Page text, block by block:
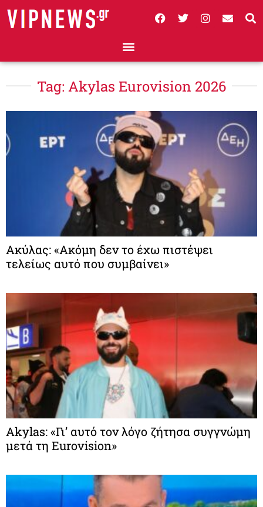
Tag: Akylas Eurovision 2026
Ακύλας: «Ακόμη δεν το έχω πιστέψει
τελείως αυτό που συμβαίνει»
Akylas: «Γι’ αυτό τον λόγο ζήτησα συγγνώμη
μετά τη Eurovision»